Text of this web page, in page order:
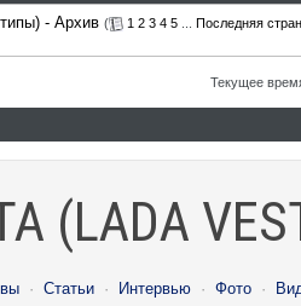
- Архив ( 1 2 3 4 5
Последняя
Текущее
(LADA
· Статьи · Интервью · Фото ·